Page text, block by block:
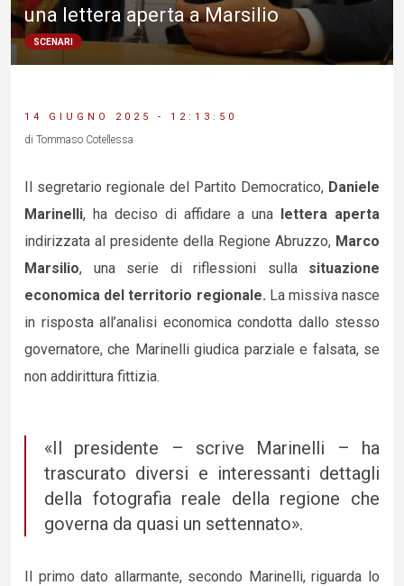
una lettera aperta a Marsilio
SCENARI
14 GIUGNO 2025 - 12:13:50
di Tommaso Cotellessa
Il segretario regionale del Partito Democratico, Daniele
Marinelli, ha deciso di affidare a una lettera aperta
indirizzata al presidente della Regione Abruzzo, Marco
Marsilio, una serie di riflessioni sulla situazione
economica del territorio regionale. La missiva nasce
in risposta all’analisi economica condotta dallo stesso
governatore, che Marinelli giudica parziale e falsata, se
non addirittura fittizia.
«Il presidente – scrive Marinelli – ha
trascurato diversi e interessanti dettagli
della fotografia reale della regione che
governa da quasi un settennato».
Il primo dato allarmante, secondo Marinelli, riguarda lo